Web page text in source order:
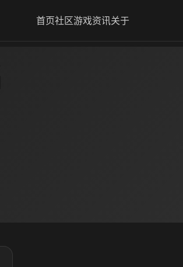
首页社区游戏资讯关于